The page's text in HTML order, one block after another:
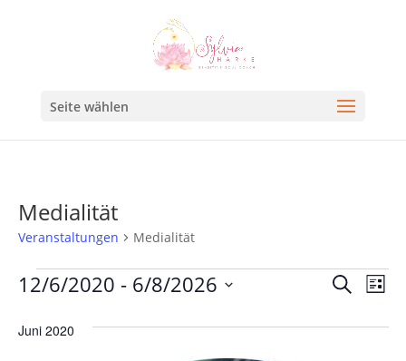
Seite wählen
Medialität
Veranstaltungen Medialität
und
SucheListe
12/6/2020 - 6/8/2026
wählen.
Juni 2020